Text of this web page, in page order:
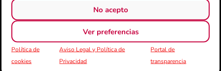
No acepto
Ver preferencias
Política de
cookies
Aviso Legal y Política de
Privacidad
Portal de
transparencia
COMPARTIR
ESDEVENIMENT